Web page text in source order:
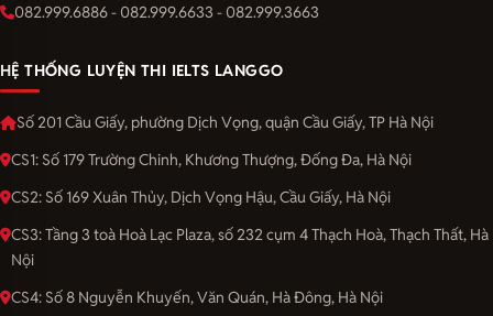
082.999.6886 - 082.999.6633 - 082.999.3663
HỆ THỐNG LUYỆN THI IELTS LANGGO
Số 201 Cầu Giấy, phường Dịch Vọng, quận Cầu Giấy, TP Hà Nội
CS1: Số 179 Trường Chinh, Khương Thượng, Đống Đa, Hà Nội
CS2: Số 169 Xuân Thủy, Dịch Vọng Hậu, Cầu Giấy, Hà Nội
CS3: Tầng 3 toà Hoà Lạc Plaza, số 232 cụm 4 Thạch Hoà, Thạch Thất, Hà
Nội
CS4: Số 8 Nguyễn Khuyến, Văn Quán, Hà Đông, Hà Nội